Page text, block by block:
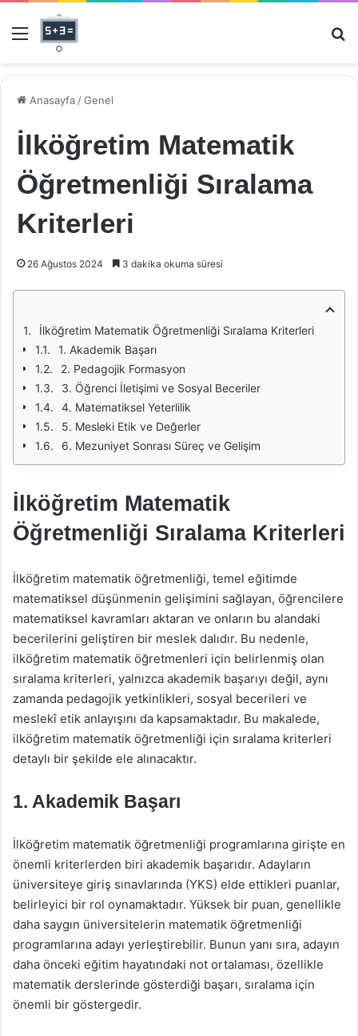
Menü
Anasayfa /Genel
İlköğretim Matematik
Öğretmenliği Sıralama
Kriterleri
26 Ağustos 2024 3 dakika okuma süresi
İlköğretim Matematik Öğretmenliği Sıralama Kriterleri
1. Akademik Başarı
2. Pedagojik Formasyon
3. Öğrenci İletişimi ve Sosyal Beceriler
4. Matematiksel Yeterlilik
5. Mesleki Etik ve Değerler
6. Mezuniyet Sonrası Süreç ve Gelişim
İlköğretim Matematik
Öğretmenliği Sıralama Kriterleri
İlköğretim matematik öğretmenliği, temel eğitimde
matematiksel düşünmenin gelişimini sağlayan, öğrencilere
matematiksel kavramları aktaran ve onların bu alandaki
becerilerini geliştiren bir meslek dalıdır. Bu nedenle,
ilköğretim matematik öğretmenleri için belirlenmiş olan
sıralama kriterleri, yalnızca akademik başarıyı değil, aynı
zamanda pedagojik yetkinlikleri, sosyal becerileri ve
meslekî etik anlayışını da kapsamaktadır. Bu makalede,
ilköğretim matematik öğretmenliği için sıralama kriterleri
detaylı bir şekilde ele alınacaktır.
1. Akademik Başarı
İlköğretim matematik öğretmenliği programlarına girişte en
önemli kriterlerden biri akademik başarıdır. Adayların
üniversiteye giriş sınavlarında (YKS) elde ettikleri puanlar,
belirleyici bir rol oynamaktadır. Yüksek bir puan, genellikle
daha saygın üniversitelerin matematik öğretmenliği
programlarına adayı yerleştirebilir. Bunun yanı sıra, adayın
daha önceki eğitim hayatındaki not ortalaması, özellikle
matematik derslerinde gösterdiği başarı, sıralama için
önemli bir göstergedir.